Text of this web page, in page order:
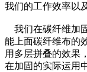
我们的工作效率以
我们在碳纤维加
能上面碳纤维布的
用多层拼叠的效果
在加固的实际运用